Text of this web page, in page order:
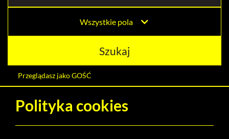
Wszystkie pola
Szukaj
Przeglądasz jako GOŚĆ
Wybór
języka
Polski (PL)
Zaloguj
Polityka cookies